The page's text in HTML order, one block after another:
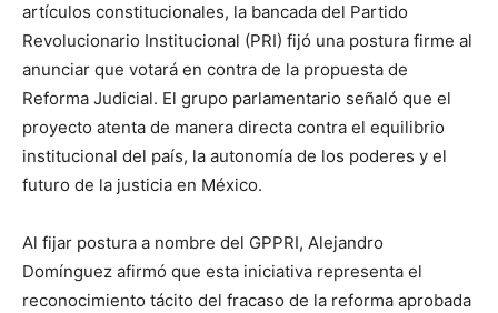
artículos constitucionales, la bancada del Partido
Revolucionario Institucional (PRI) fijó una postura firme al
anunciar que votará en contra de la propuesta de
Reforma Judicial. El grupo parlamentario señaló que el
proyecto atenta de manera directa contra el equilibrio
institucional del país, la autonomía de los poderes y el
futuro de la justicia en México.
Al fijar postura a nombre del GPPRI, Alejandro
Domínguez afirmó que esta iniciativa representa el
reconocimiento tácito del fracaso de la reforma aprobada